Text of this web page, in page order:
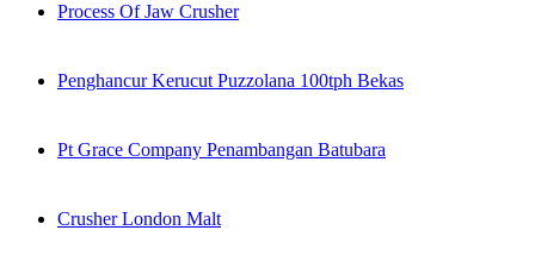
Process Of Jaw Crusher
Penghancur Kerucut Puzzolana 100tph Bekas
Pt Grace Company Penambangan Batubara
Crusher London Malt